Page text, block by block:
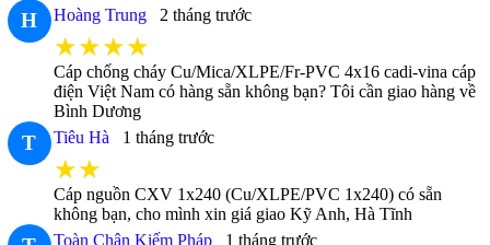
H Hoàng Trung 2 tháng trước
★★★★
Cáp chống cháy Cu/Mica/XLPE/Fr-PVC 4x16 cadi-vina cáp
điện Việt Nam có hàng sẵn không bạn? Tôi cần giao hàng về
Bình Dương
T Tiêu Hà 1 tháng trước
★★
Cáp nguồn CXV 1x240 (Cu/XLPE/PVC 1x240) có sẵn
không bạn, cho mình xin giá giao Kỹ Anh, Hà Tĩnh
Toàn Chân Kiếm Pháp 1 tháng trước